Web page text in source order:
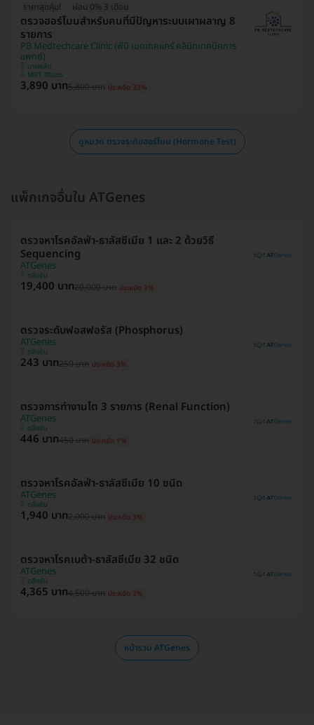
ราคาสุดคุ้ม! ผ่อน 0% 3 เดือน
ตรวจฮอร์โมนสำหรับคนที่มีปัญหาระบบเผาผลาญ 8
รายการ
PB Medtechcare Clinic (พีบี เมดเทคแคร์ คลินิกเทคนิคการ
แพทย์)
บางพลัด
MRT สิรินธร
3,890 บาท5,800 บาท ประหยัด 33%
ดูหมวด ตรวจระดับฮอร์โมน (Hormone Test)
แพ็กเกจอื่นใน ATGenes
ตรวจหาโรคอัลฟ่า-ธาลัสซีเมีย 1 และ 2 ด้วยวิธี
Sequencing
ATGenes
ตลิ่งชัน
19,400 บาท20,000 บาท ประหยัด 3%
ตรวจระดับฟอสฟอรัส (Phosphorus)
ATGenes
ตลิ่งชัน
243 บาท250 บาท ประหยัด 3%
ตรวจการทำงานไต 3 รายการ (Renal Function)
ATGenes
ตลิ่งชัน
446 บาท450 บาท ประหยัด 1%
ตรวจหาโรคอัลฟ่า-ธาลัสซีเมีย 10 ชนิด
ATGenes
ตลิ่งชัน
1,940 บาท2,000 บาท ประหยัด 3%
ตรวจหาโรคเบต้า-ธาลัสซีเมีย 32 ชนิด
ATGenes
ตลิ่งชัน
4,365 บาท4,500 บาท ประหยัด 3%
หน้ารวม ATGenes